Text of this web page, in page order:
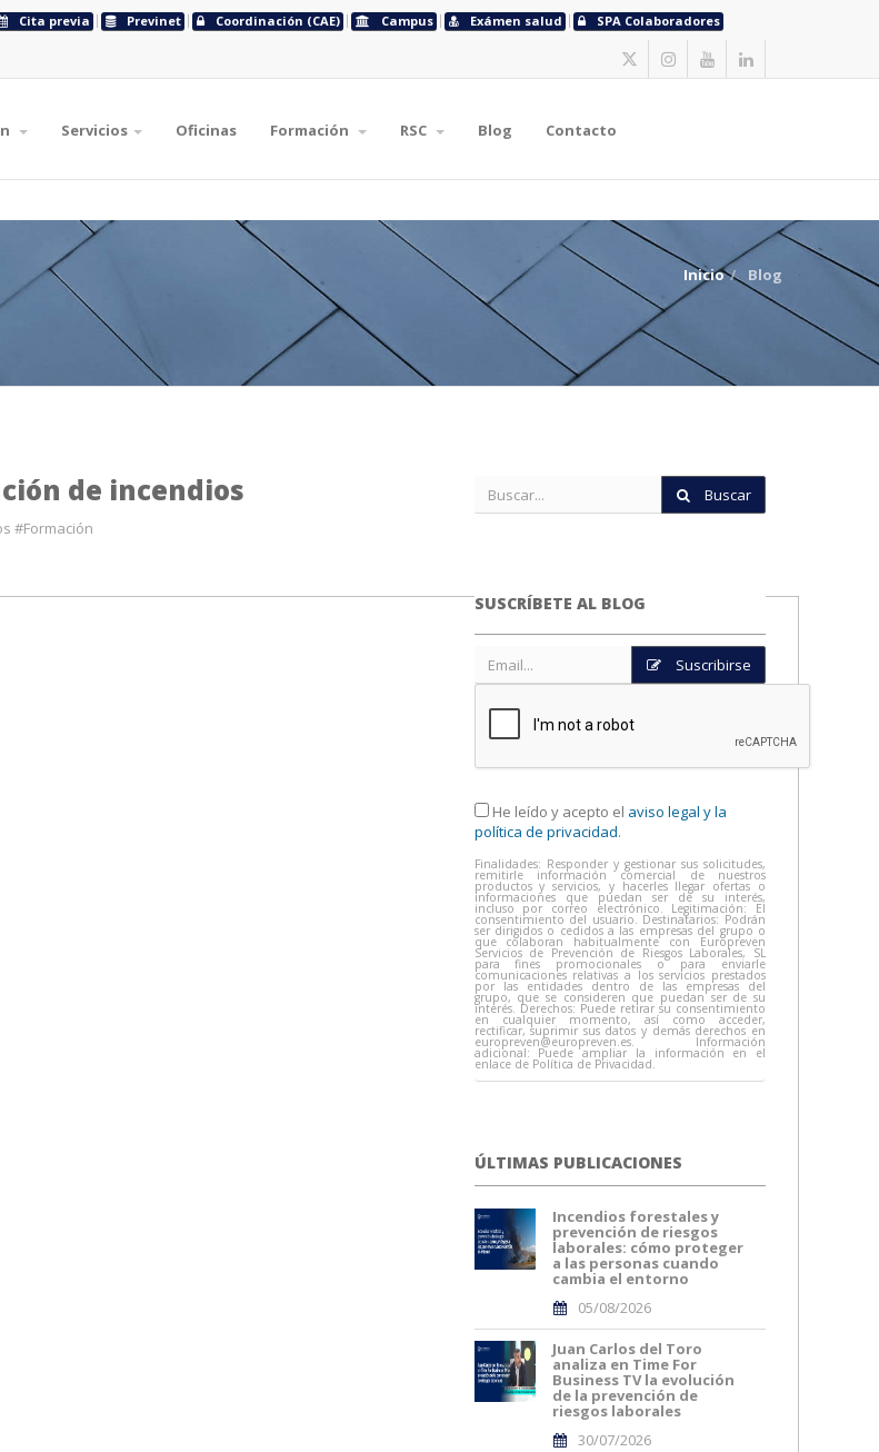
Cita previa Previnet Coordinación (CAE) Campus Exámen salud SPA Colaboradores
Servicios Oficinas Formación RSC Blog Contacto
Inicio Blog
de incendios
#Formación
Buscar
SUSCRÍBETE AL BLOG
Suscribirse
He leído y acepto el aviso legal y la
política de privacidad.
Finalidades: Responder y gestionar sus solicitudes,
remitirle información comercial de nuestros
productos y servicios, y hacerles llegar ofertas o
informaciones que puedan ser de su interés,
incluso por correo electrónico. Legitimación: El
consentimiento del usuario. Destinatarios: Podrán
ser dirigidos o cedidos a las empresas del grupo o
que colaboran habitualmente con Europreven
Servicios de Prevención de Riesgos Laborales, SL
para fines promocionales o para enviarle
comunicaciones relativas a los servicios prestados
por las entidades dentro de las empresas del
grupo, que se consideren que puedan ser de su
interés. Derechos: Puede retirar su consentimiento
en cualquier momento, así como acceder,
rectificar, suprimir sus datos y demás derechos en
europreven@europreven.es. Información
adicional: Puede ampliar la información en el
enlace de Política de Privacidad.
ÚLTIMAS PUBLICACIONES
Incendios forestales y
prevención de riesgos
laborales: cómo proteger
a las personas cuando
cambia el entorno
05/08/2026
Juan Carlos del Toro
analiza en Time For
Business TV la evolución
de la prevención de
riesgos laborales
30/07/2026